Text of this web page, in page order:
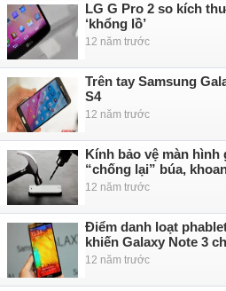
LG G Pro 2 so kích
‘khổng lồ’
12 năm trước
Trên tay Samsung
S4
12 năm trước
Kính bảo vệ màn hình
“chống lại” búa,
12 năm trước
Điểm danh loạt
khiến Galaxy Note 3
12 năm trước